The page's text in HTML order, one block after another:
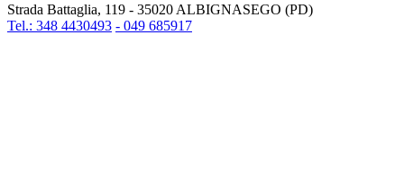
Strada Battaglia, 119 - 35020 ALBIGNASEGO (PD)
Tel.: 348 4430493 - 049 685917